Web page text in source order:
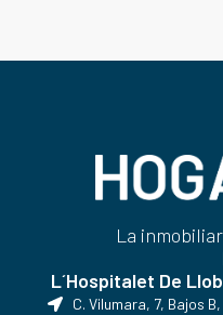
La
L´Hospitalet De
C. Vilumara, 7, Bajos